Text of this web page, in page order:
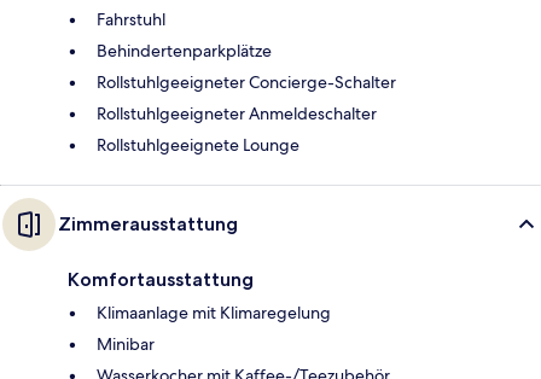
Fahrstuhl
Behindertenparkplätze
Rollstuhlgeeigneter Concierge-Schalter
Rollstuhlgeeigneter Anmeldeschalter
Rollstuhlgeeignete Lounge
Zimmerausstattung
Komfortausstattung
Klimaanlage mit Klimaregelung
Minibar